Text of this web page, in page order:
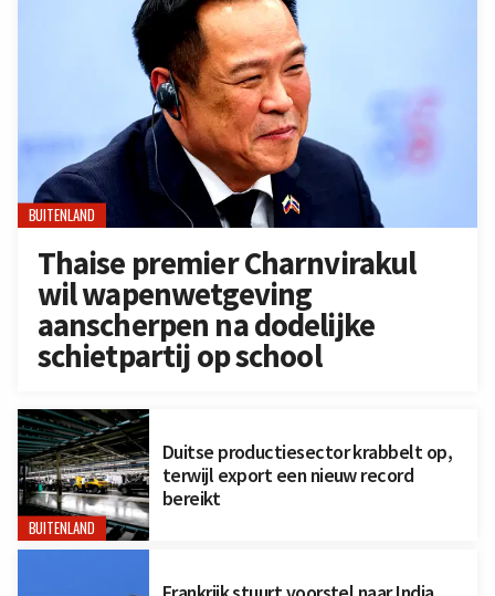
BUITENLAND
Thaise premier Charnvirakul
wil wapenwetgeving
aanscherpen na dodelijke
schietpartij op school
BUITENLAND
Duitse productiesector krabbelt op,
terwijl export een nieuw record
bereikt